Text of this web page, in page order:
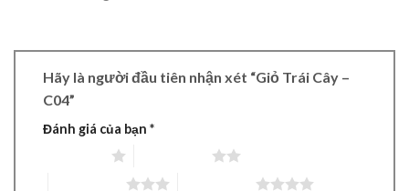
Hãy là người đầu tiên nhận xét “Giỏ Trái Cây –
C04”
Đánh giá của bạn *